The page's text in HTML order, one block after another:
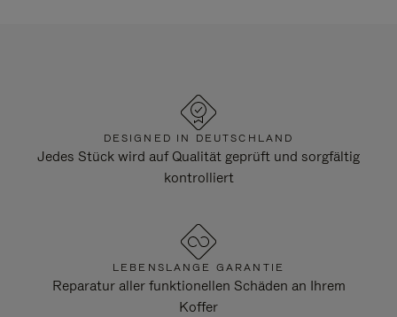
DESIGNED IN DEUTSCHLAND
Jedes Stück wird auf Qualität geprüft und sorgfältig
kontrolliert
LEBENSLANGE GARANTIE
Reparatur aller funktionellen Schäden an Ihrem
Koffer